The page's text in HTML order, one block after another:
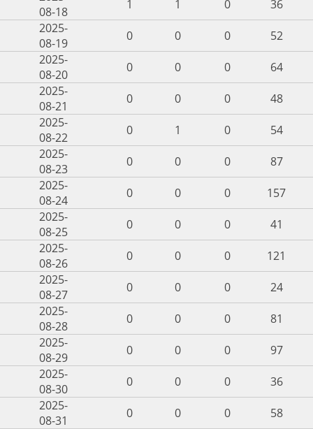
08-18
1 1 0
36
2025-
08-19
0 0 0
52
2025-
08-20
0 0 0
64
2025-
08-21
0 0 0
48
2025-
08-22
0 1 0
54
2025-
08-23
0 0 0
87
2025-
08-24
0 0 0
157
2025-
08-25
0 0 0
41
2025-
08-26
0 0 0
121
2025-
08-27
0 0 0
24
2025-
08-28
0 0 0
81
2025-
08-29
0 0 0
97
2025-
08-30
0 0 0
36
2025-
08-31
0 0 0 58